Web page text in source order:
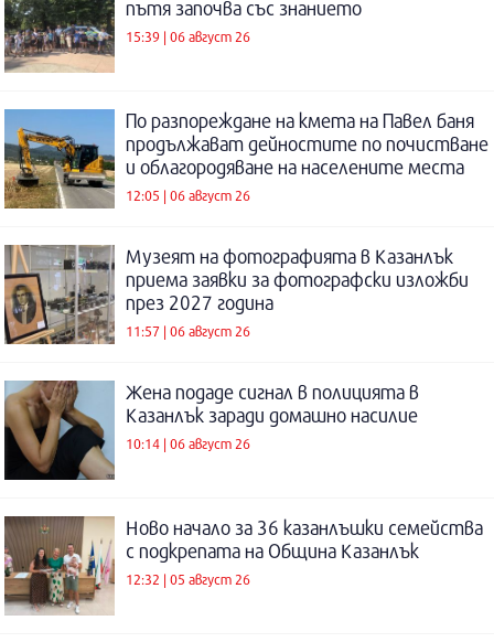
пътя започва със знанието
15:39 | 06 август 26
По разпореждане на кмета на Павел баня
продължават дейностите по почистване
и облагородяване на населените места
12:05 | 06 август 26
Музеят на фотографията в Казанлък
приема заявки за фотографски изложби
през 2027 година
11:57 | 06 август 26
Жена подаде сигнал в полицията в
Казанлък заради домашно насилие
10:14 | 06 август 26
Ново начало за 36 казанлъшки семейства
с подкрепата на Община Казанлък
12:32 | 05 август 26